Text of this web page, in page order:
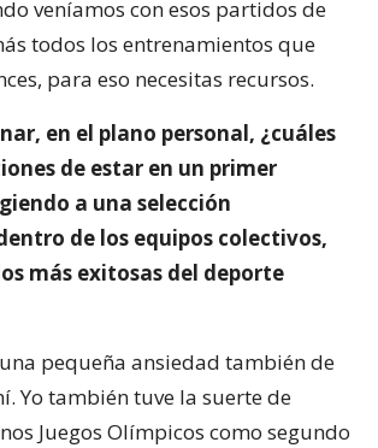
veníamos con esos partidos de
todos los entrenamientos que
para eso necesitas recursos.
en el plano personal, ¿cuáles
de estar en un primer
a una selección
de los equipos colectivos,
más exitosas del deporte
pequeña ansiedad también de
Yo también tuve la suerte de
Juegos Olímpicos como segundo